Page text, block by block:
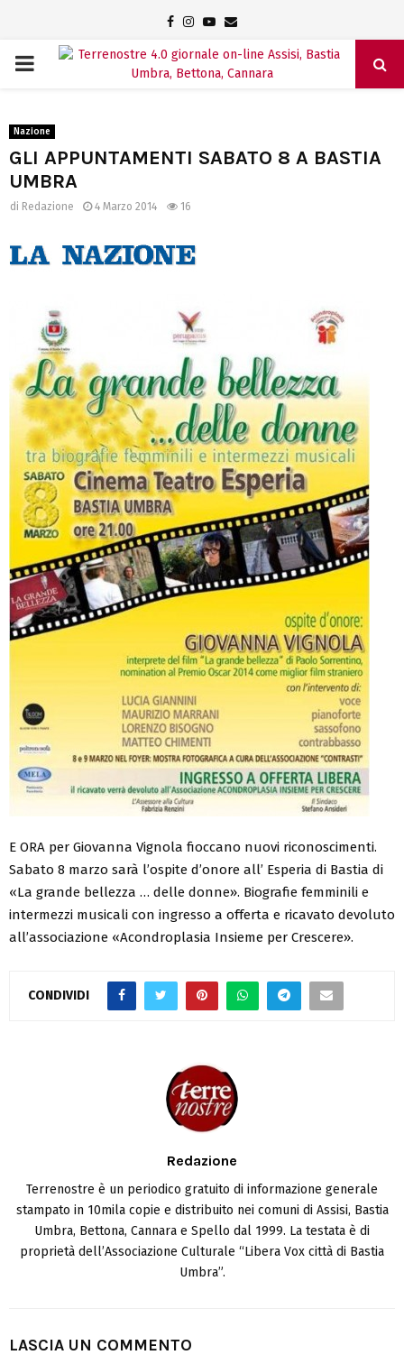
Facebook
Instagram
Youtube
Email
PRIMARY
Nazione
GLI APPUNTAMENTI SABATO 8 A BASTIA
UMBRA
di Redazione 4 Marzo 2014 16
E ORA per Giovanna Vignola fioccano nuovi riconoscimenti.
Sabato 8 marzo sarà l’ospite d’onore all’ Esperia di Bastia di
«La grande bellezza … delle donne». Biografie femminili e
intermezzi musicali con ingresso a offerta e ricavato devoluto
all’associazione «Acondroplasia Insieme per Crescere».
CONDIVIDI
Redazione
Terrenostre è un periodico gratuito di informazione generale
stampato in 10mila copie e distribuito nei comuni di Assisi, Bastia
Umbra, Bettona, Cannara e Spello dal 1999. La testata è di
proprietà dell’Associazione Culturale “Libera Vox città di Bastia
Umbra”.
LASCIA UN COMMENTO